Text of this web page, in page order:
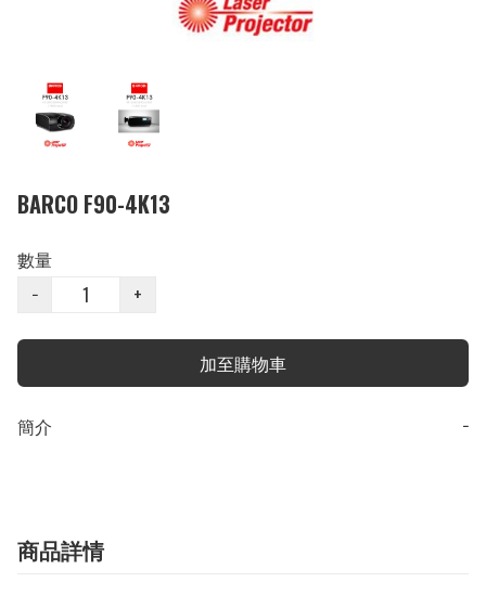
BARCO F90-4K13
數量
−
+
加至購物車
簡介 −
商品詳情